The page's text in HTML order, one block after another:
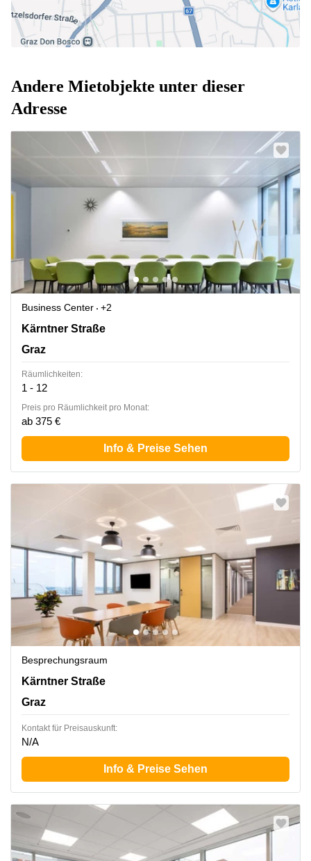
Andere Mietobjekte unter dieser
Adresse
Business Center
+2
Kärntner Straße 1, Graz
Kärntner Straße
Graz
Räumlichkeiten:
1 - 12
Preis pro Räumlichkeit pro Monat:
ab 375 €
Info & Preise Sehen
Besprechungsraum
Kärntner Straße 1, Graz
Kärntner Straße
Graz
Kontakt für Preisauskunft:
N/A
Info & Preise Sehen